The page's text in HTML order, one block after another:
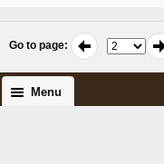
Go to page:
Menu